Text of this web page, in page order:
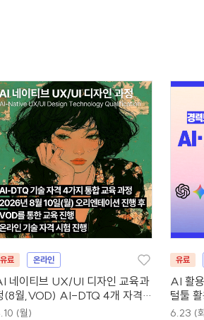
유료 온라인
네이티브 UX/UI 디자인 교육과
(8월,VOD) AI-DTQ 4개 자격증
시취득
(월)
유료
AI 활
털툴
6.23 (